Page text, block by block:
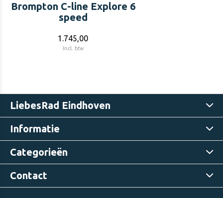
Brompton C-line Explore 6
speed
1.745,00
Incl. btw
LiebesRad Eindhoven
Informatie
Categorieën
Contact